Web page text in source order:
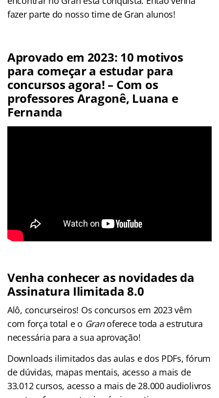
fazer parte do nosso time de Gran alunos!
Aprovado em 2023: 10 motivos
para começar a estudar para
concursos agora! – Com os
professores Aragonê, Luana e
Fernanda
Venha conhecer as novidades da
Assinatura Ilimitada 8.0
Alô, concurseiros! Os concursos em 2023 vêm
com força total e o Granoferece toda a estrutura
necessária para a sua aprovação!
Downloads ilimitados das aulas e dos PDFs, fórum
de dúvidas, mapas mentais, acesso a mais de
33.012 cursos, acesso a mais de 28.000 audiolivros